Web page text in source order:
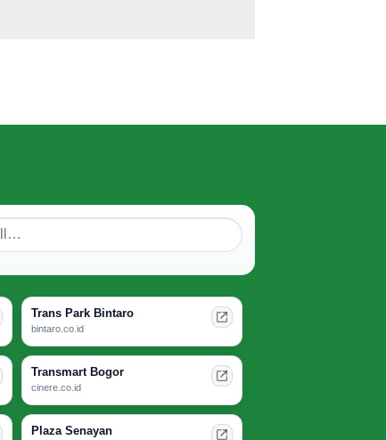
Trans Park Bintaro
bintaro.co.id
Transmart Bogor
cinere.co.id
Plaza Senayan